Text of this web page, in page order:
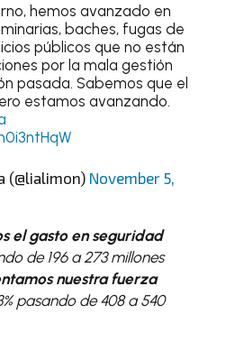
hemos avanzado en
baches, fugas de
públicos que no están
por la mala gestión
pasada. Sabemos que el
estamos avanzando.
(@lialimon) November 5,
el gasto en seguridad
de 196 a 273 millones
nuestra fuerza
pasando de 408 a 540